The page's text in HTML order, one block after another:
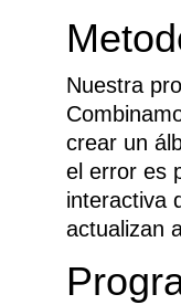
Nuestra
crear un
el error es
interactiva
actualizan